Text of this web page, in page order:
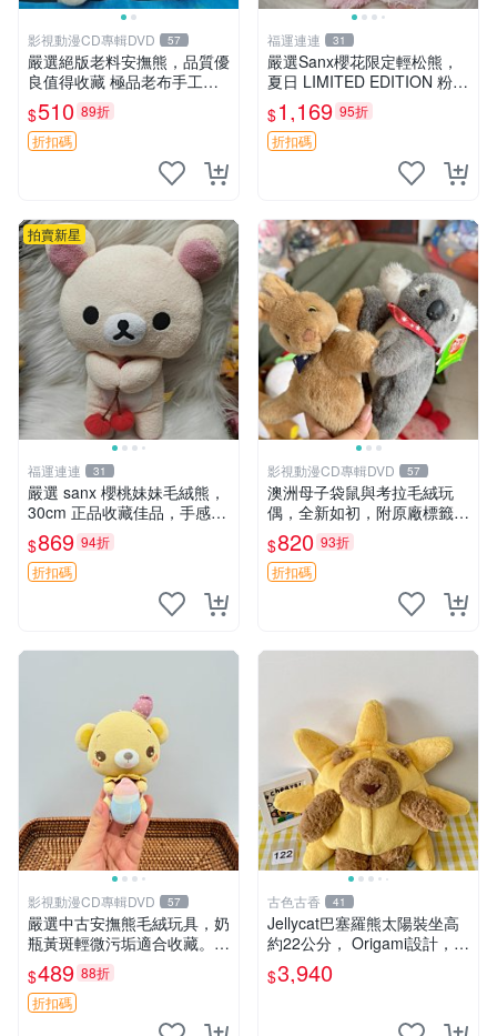
影視動漫CD專輯DVD 57
嚴選絕版老料安撫熊，品質優
良值得收藏 極品老布手工安
撫搖鈴玩具，適合哄睡寶貝
超柔老料搖鈴熊，專為孩子設
計的安心伴護 推薦絕版老布
製工藝搖鈴熊，可當作童
$510 89折
折扣碼
福運連連 31
嚴選Sanx櫻花限定輕松熊，
夏日 LIMITED EDITION 粉色
毛絨熊，背有拉鏈設計，肚內
填充豆袋，精致工藝呈現，狀
態如新，適合收藏與送人 櫻
$1,169 95折
折扣碼
拍賣新星
福運連連 31
嚴選 sanx 櫻桃妹妹毛絨熊，
30cm 正品收藏佳品，手感極
軟，適合贈送與收藏 櫻桃妹
妹、sanx、毛絨熊
$869 94折
折扣碼
影視動漫CD專輯DVD 57
澳洲母子袋鼠與考拉毛絨玩
偶，全新如初，附原廠標籤，
手感極軟，適合贈送親朋好
友。袋鼠與考拉正版，精緻尺
寸，適合作為收藏或家飾擺
設，增添暖意。 母子、袋
$820 93折
折扣碼
影視動漫CD專輯DVD 57
嚴選中古安撫熊毛絨玩具，奶
瓶黃斑輕微污垢適合收藏。默
認兩日發貨，全國快遞隨機派
送。 成色如圖可放心購買，
輕微瑕疵和臟污不影響使用。
安撫熊 中古玩偶 毛
$489 88折
折扣碼
古色古香 41
Jellycat巴塞羅熊太陽裝坐高
約22公分， Origami設計，來
自越南。嚴選 Recommendat
ion！巴塞羅、 Origami熊、J
$3,940